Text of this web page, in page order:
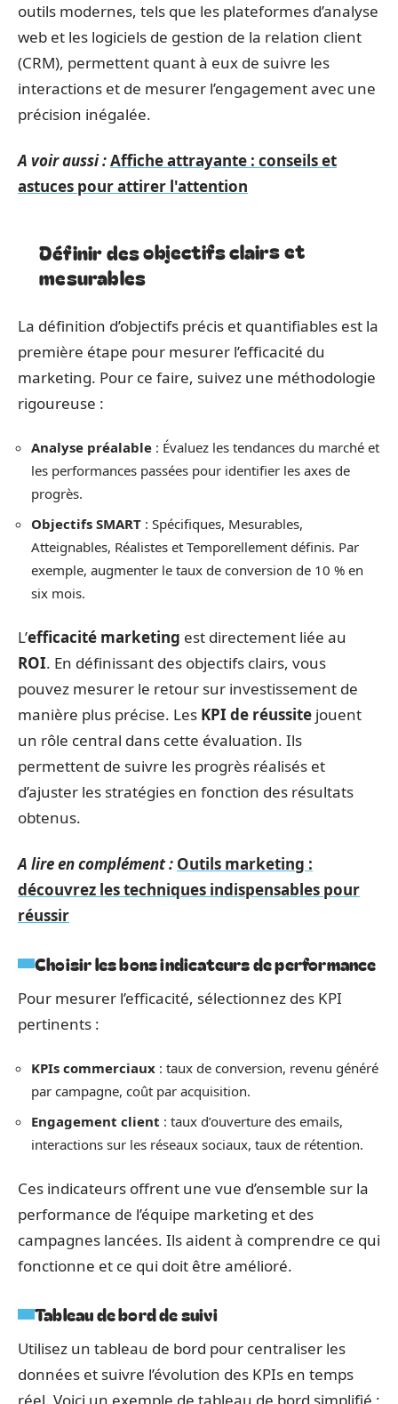
outils modernes, tels que les plateformes d’analyse
web et les logiciels de gestion de la relation client
(CRM), permettent quant à eux de suivre les
interactions et de mesurer l’engagement avec une
précision inégalée.
A voir aussi :Affiche attrayante : conseils et
astuces pour attirer l'attention
Définir des objectifs clairs et
mesurables
La définition d’objectifs précis et quantifiables est la
première étape pour mesurer l’efficacité du
marketing. Pour ce faire, suivez une méthodologie
rigoureuse :
Analyse préalable : Évaluez les tendances du marché et
les performances passées pour identifier les axes de
progrès.
Objectifs SMART : Spécifiques, Mesurables,
Atteignables, Réalistes et Temporellement définis. Par
exemple, augmenter le taux de conversion de 10 % en
six mois.
L’efficacité marketing est directement liée au
ROI. En définissant des objectifs clairs, vous
pouvez mesurer le retour sur investissement de
manière plus précise. Les KPI de réussite jouent
un rôle central dans cette évaluation. Ils
permettent de suivre les progrès réalisés et
d’ajuster les stratégies en fonction des résultats
obtenus.
A lire en complément : Outils marketing :
découvrez les techniques indispensables pour
réussir
Choisir les bons indicateurs de performance
Pour mesurer l’efficacité, sélectionnez des KPI
pertinents :
KPIs commerciaux : taux de conversion, revenu généré
par campagne, coût par acquisition.
Engagement client : taux d’ouverture des emails,
interactions sur les réseaux sociaux, taux de rétention.
Ces indicateurs offrent une vue d’ensemble sur la
performance de l’équipe marketing et des
campagnes lancées. Ils aident à comprendre ce qui
fonctionne et ce qui doit être amélioré.
Tableau de bord de suivi
Utilisez un tableau de bord pour centraliser les
données et suivre l’évolution des KPIs en temps